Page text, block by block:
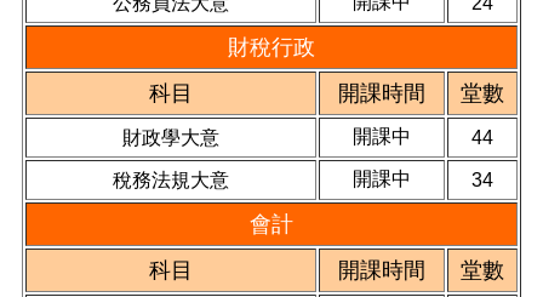
財稅行政
科目
開課時間 堂數
財政學大意 開課中 44
稅務法規大意 開課中 34
會計
科目
開課時間 堂數